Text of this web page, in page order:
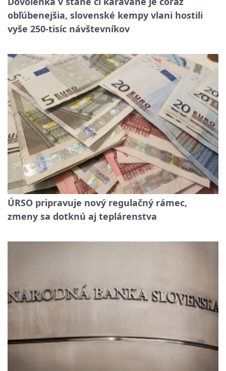
obľúbenejšia, slovenské kempy vlani hostili
vyše 250-tisíc návštevníkov
ÚRSO pripravuje nový regulačný rámec,
zmeny sa dotknú aj teplárenstva